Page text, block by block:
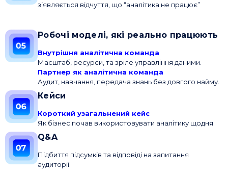
з’являється відчуття, що “аналітика не працює”
Робочі моделі, які реально працюють
Внутрішня аналітична команда
Масштаб, ресурси, та зріле управління даними.
Партнер як аналітична команда
Аудит, навчання, передача знань без довгого найму.
Кейси
Короткий узагальнений кейс
Як бізнес почав використовувати аналітику щодня.
Q&A
Підбиття підсумків та відповіді на запитання
аудиторії.